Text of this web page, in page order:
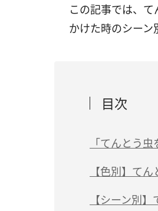
この記事では、
かけた時のシーン
目次
「てんとう
【色別】て
（1）黒色の
【シーン別